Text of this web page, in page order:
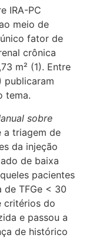
IRA-PC
meio de
fator de
crônica
m² (1). Entre
publicaram
tema.
sobre
a triagem de
da injeção
de baixa
pacientes
de TFGe < 30
critérios do
e passou a
de histórico